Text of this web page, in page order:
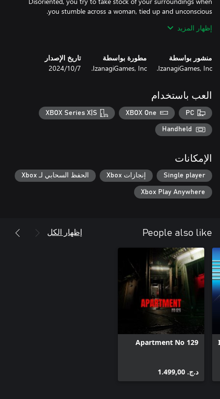
Each gruesome death you experience comes with a reward in the
form of "Death Medals." Acquiring these medals in turn unlocks
إظهار المزيد
منشور بواسطة
IzanagiGames, Inc.
مطورة بواسطة
IzanagiGames, Inc.
تاريخ الإصدار
7‏/10‏/2024
العب باستخدام
PC
XBOX One
XBOX Series X|S
Handheld
الإمكانات
Single player إنجازات Xbox الحفظ السحابي لـ Xbox
Xbox Play Anywhere
People also like إظهار الكل
Apartment No 129
د.ج.‏ 1.499,00